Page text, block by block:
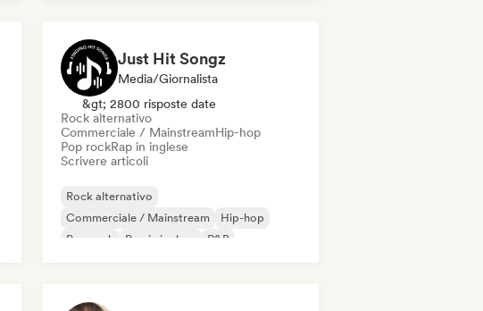
Just Hit Songz
Media/Giornalista
&gt; 2800 risposte date
Rock alternativo
Commerciale / MainstreamHip-hop
Pop rockRap in inglese
Scrivere articoli
Rock alternativo
Commerciale / Mainstream
Hip-hop
Pop rock
Rap in inglese R&B